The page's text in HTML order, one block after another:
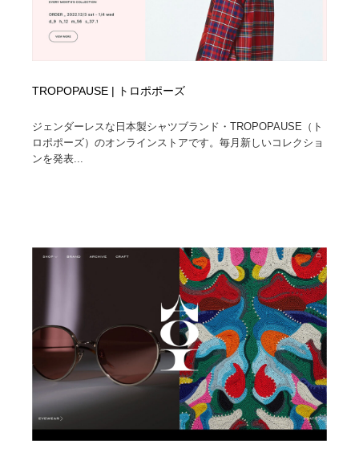
TROPOPAUSE | トロポポーズ
ジェンダーレスな日本製シャツブランド・TROPOPAUSE（ト
ロポポーズ）のオンラインストアです。毎月新しいコレクショ
ンを発表...